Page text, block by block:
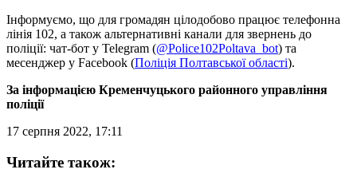
Інформуємо, що для громадян цілодобово працює телефонна
лінія 102, а також альтернативні канали для звернень до
поліції: чат-бот у Telegram (@Police102Poltava_bot) та
месенджер у Facebook (Поліція Полтавської області).
За інформацією Кременчуцького районного управління
поліції
17 серпня 2022, 17:11
Читайте також: